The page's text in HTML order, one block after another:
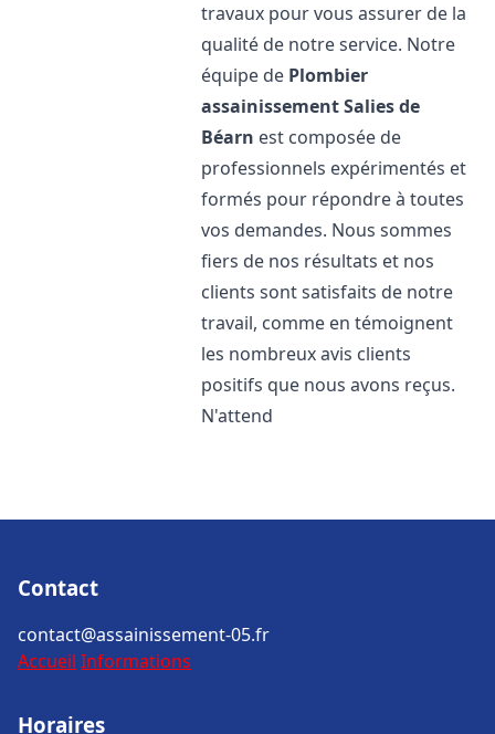
travaux pour vous assurer de la
qualité de notre service. Notre
équipe de Plombier
assainissementSalies de
Béarn est composée de
professionnels expérimentés et
formés pour répondre à toutes
vos demandes. Nous sommes
fiers de nos résultats et nos
clients sont satisfaits de notre
travail, comme en témoignent
les nombreux avis clients
positifs que nous avons reçus.
N'attend
Contact
contact@assainissement-05.fr
Accueil Informations
Horaires